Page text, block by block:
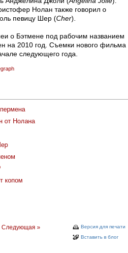
Нолан также говорил о
певицу Шер (Cher).
о Бэтмене под рабочим названием
на 2010 год. Съемки нового фильма
следующего года.
от Нолана
копом
Версия для печати
Вставить в блог
Следующая »